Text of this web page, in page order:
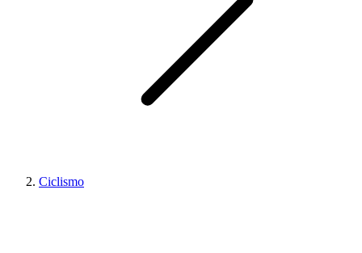
Ciclismo